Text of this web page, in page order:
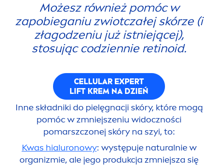
Możesz również pomóc w
zapobieganiu zwiotczałej skórze (i
złagodzeniu już istniejącej),
stosując codziennie retinoid.
CELLULAR EXPERT
LIFT KREM NA DZIEŃ
Inne składniki do pielęgnacji skóry, które mogą
pomóc w zmniejszeniu widoczności
pomarszczonej skóry na szyi, to:
Kwas hialuronowy: występuje naturalnie w
organizmie, ale jego produkcja zmniejsza się